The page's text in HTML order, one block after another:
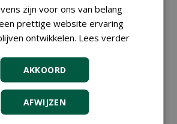
Vakdag 'All About Annuals'
zet eenjarige planten
centraal in Appeltern
donderdag 27 augustus 2026
DCM Innovation Expo op 1 en
2 september 2026
t/m woensdag 2 september 2026
Data Innovatiedagen
Boomkwekerij bekend
zijn voor ons van belang
prettige website ervaring
ontwikkelen. Lees verder
AKKOORD
AFWIJZEN